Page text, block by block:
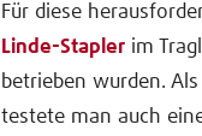
Für diese
Linde-Stapler im
betrieben wurden.
testete man auch